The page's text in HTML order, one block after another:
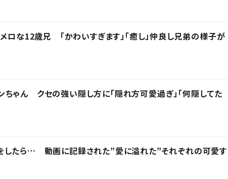
ロな12歳兄 「かわいすぎます」「癒し」仲良し兄弟の様子が
ゃん クセの強い隠し方に「隠れ方可愛過ぎ」「何隠してた
したら… 動画に記録された”愛に溢れた”それぞれの可愛す